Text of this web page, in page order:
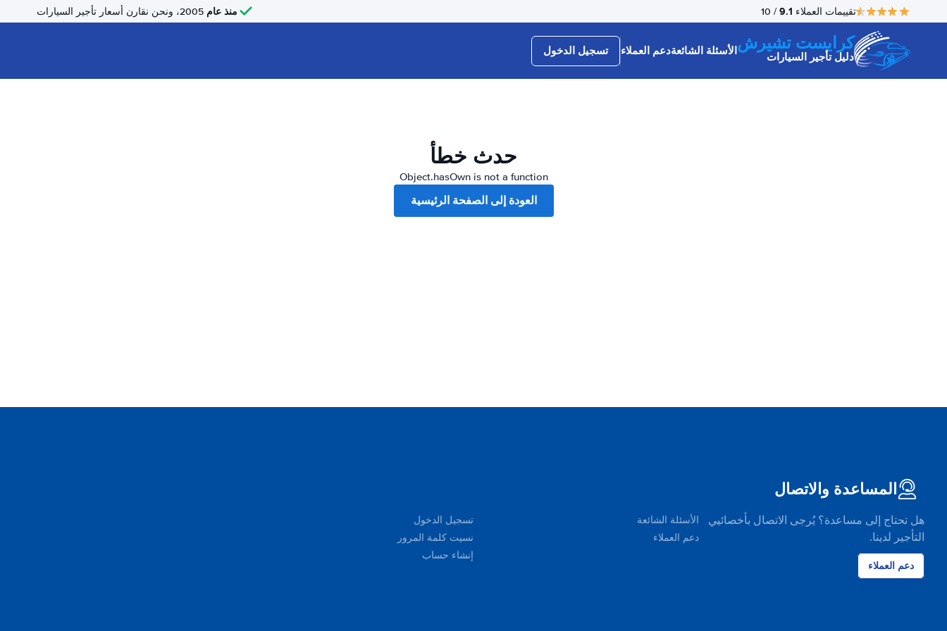
تقييمات العملاء 9.1
/ 10 منذ عام
كرايست تشيرش
دليل تأجير السيارات الأسئلة الشائعةدعم العملاء تسجيل الدخول
حدث خطأ
Object.hasOwn is not a function
العودة إلى الصفحة الرئيسية
المساعدة والاتصال
هل تحتاج إلى مساعدة؟ يُرجى الاتصال بأخصائيي
التأجير لدينا.
دعم العملاء
الأسئلة الشائعة
دعم العملاء
تسجيل الدخول
نسيت كلمة المرور
إنشاء حساب